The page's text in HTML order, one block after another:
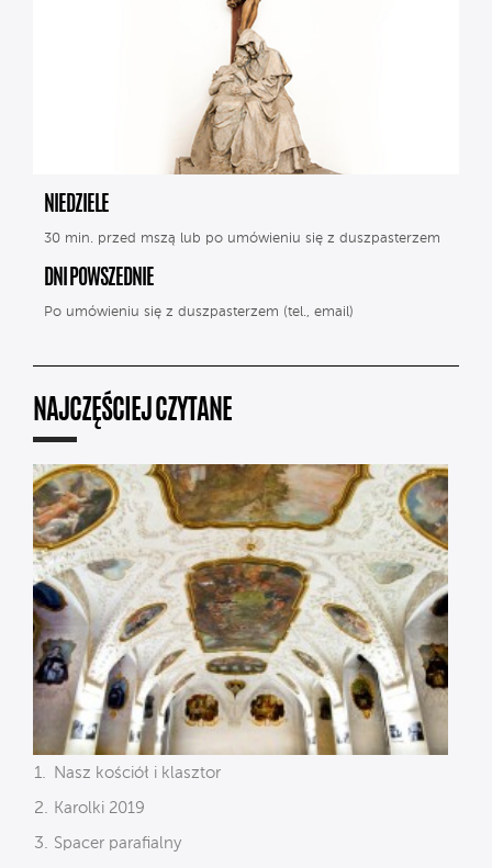
NIEDZIELE
30 min. przed mszą lub po umówieniu się z duszpasterzem
DNI POWSZEDNIE
Po umówieniu się z duszpasterzem (tel., email)
NAJCZĘŚCIEJ CZYTANE
Nasz kościół i klasztor
Karolki 2019
Spacer parafialny